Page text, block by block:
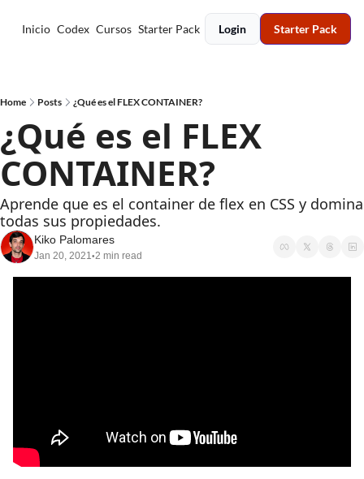
Inicio Codex Cursos Starter Pack Login Starter Pack
Home Posts ¿Qué es el FLEX CONTAINER?
¿Qué es el FLEX
CONTAINER?
Aprende que es el container de flex en CSS y domina
todas sus propiedades.
Kiko Palomares
Jan 20, 2021•2 min read